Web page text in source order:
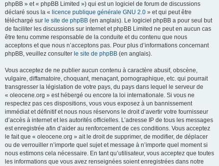
phpBB » et « phpBB Limited ») qui est un logiciel de forum de discussions
déclaré sous la « licence publique générale GNU 2.0 » et qui peut être
téléchargé sur le site de phpBB (en anglais). Le logiciel phpBB a pour seul but
de faciliter les discussions sur internet et phpBB Limited ne peut en aucun cas
être tenu comme responsable de la conduite et du contenu que nous
acceptons et que nous n’acceptons pas. Pour plus d’informations concernant
phpBB, veuillez consulter le site de phpBB (en anglais).
Vous acceptez de ne publier aucun contenu à caractère abusif, obscène,
vulgaire, diffamatoire, choquant, menaçant, pornographique, etc. qui pourrait
transgresser la législation de votre pays, du pays dans lequel le serveur de
« oleocene.org » est hébergé ou encore la loi internationale. Si vous ne
respectez pas ces dispositions, vous vous exposez à un bannissement
immédiat et définitif et nous nous réservons le droit d’avertir votre fournisseur
d’accès à internet et les autorités officielles. L’adresse IP de tous les messages
est enregistrée afin d’aider au renforcement de ces conditions. Vous acceptez
le fait que « oleocene.org » ait le droit de supprimer, de modifier, de déplacer
ou de verrouiller n’importe quel sujet et message à n’importe quel moment si
nous estimons cela nécessaire. En tant qu’utilisateur, vous acceptez que toutes
les informations que vous avez renseignées soient enregistrées dans notre